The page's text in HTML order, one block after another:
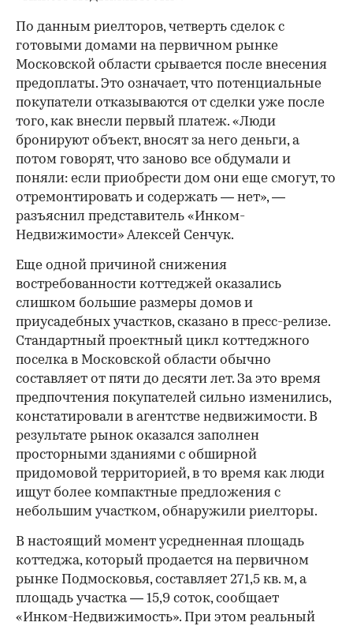
По данным риелторов, четверть сделок с
готовыми домами на первичном рынке
Московской области срывается после внесения
предоплаты. Это означает, что потенциальные
покупатели отказываются от сделки уже после
того, как внесли первый платеж. «Люди
бронируют объект, вносят за него деньги, а
потом говорят, что заново все обдумали и
поняли: если приобрести дом они еще смогут, то
отремонтировать и содержать — нет», —
разъяснил представитель «Инком-
Недвижимости» Алексей Сенчук.
Еще одной причиной снижения
востребованности коттеджей оказались
слишком большие размеры домов и
приусадебных участков, сказано в пресс-релизе.
Стандартный проектный цикл коттеджного
поселка в Московской области обычно
составляет от пяти до десяти лет. За это время
предпочтения покупателей сильно изменились,
констатировали в агентстве недвижимости. В
результате рынок оказался заполнен
просторными зданиями с обширной
придомовой территорией, в то время как люди
ищут более компактные предложения с
небольшим участком, обнаружили риелторы.
В настоящий момент усредненная площадь
коттеджа, который продается на первичном
рынке Подмосковья, составляет 271,5 кв. м, а
площадь участка — 15,9 соток, сообщает
«Инком-Недвижимость». При этом реальный